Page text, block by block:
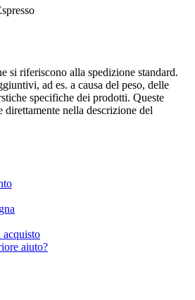
si riferiscono alla spedizione standard.
ad es. a causa del peso, delle
specifiche dei prodotti. Queste
nella descrizione del
aiuto?